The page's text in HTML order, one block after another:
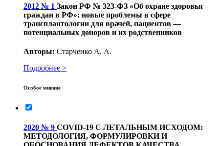
2012 № 1 Закон РФ № 323-ФЗ «Об охране здоровья
граждан в РФ»: новые проблемы в сфере
трансплантологии для врачей, пациентов —
потенциальных доноров и их родственников
Авторы: Старченко А. А.
Подробнее >
Особое мнение
2020 № 9 COVID‑19 С ЛЕТАЛЬНЫМ ИСХОДОМ:
МЕТОДОЛОГИЯ, ФОРМУЛИРОВКИ И